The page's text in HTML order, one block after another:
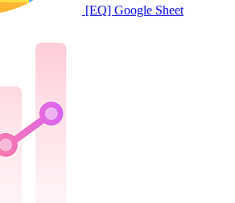
[EQ] Google Sheet